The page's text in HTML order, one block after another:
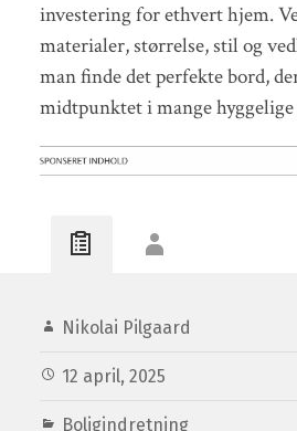
investering for ethvert hjem.
materialer, størrelse, stil og
man finde det perfekte bord,
midtpunktet i mange
Nikolai Pilgaard
12 april, 2025
Boligindretning